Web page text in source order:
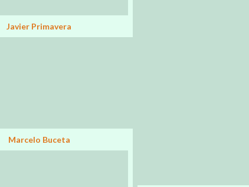
Javier Primavera
Marcelo Buceta